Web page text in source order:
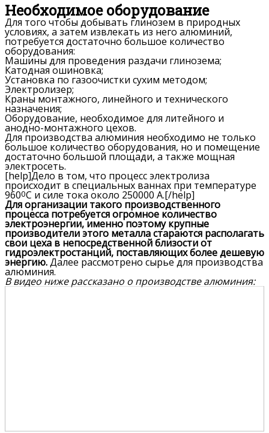
Необходимое оборудование
Для того чтобы добывать глинозем в природных
условиях, а затем извлекать из него алюминий,
потребуется достаточно большое количество
оборудования:
Машины для проведения раздачи глинозема;
Катодная ошиновка;
Установка по газоочистки сухим методом;
Электролизер;
Краны монтажного, линейного и технического
назначения;
Оборудование, необходимое для литейного и
анодно-монтажного цехов.
Для производства алюминия необходимо не только
большое количество оборудования, но и помещение
достаточно большой площади, а также мощная
электросеть.
[help]Дело в том, что процесс электролиза
происходит в специальных ваннах при температуре
9600С и силе тока около 250000 А.[/help]
Для организации такого производственного
процесса потребуется огромное количество
электроэнергии, именно поэтому крупные
производители этого металла стараются располагать
свои цеха в непосредственной близости от
гидроэлектростанций, поставляющих более дешевую
энергию.Далее рассмотрено сырье для производства
алюминия.
В видео ниже рассказано о производстве алюминия: